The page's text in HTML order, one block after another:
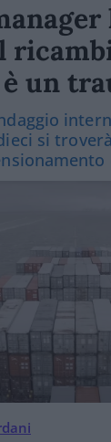
un
si